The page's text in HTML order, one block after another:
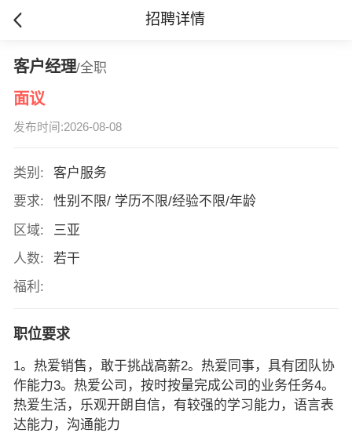
招聘详情
客户经理/全职
面议
发布时间:2026-08-08
类别:
客户服务
要求:
性别不限/ 学历不限/经验不限/年龄
区域:
三亚
人数:
若干
福利:
职位要求
1。热爱销售，敢于挑战高薪2。热爱同事，具有团队协
作能力3。热爱公司，按时按量完成公司的业务任务4。
热爱生活，乐观开朗自信，有较强的学习能力，语言表
达能力，沟通能力